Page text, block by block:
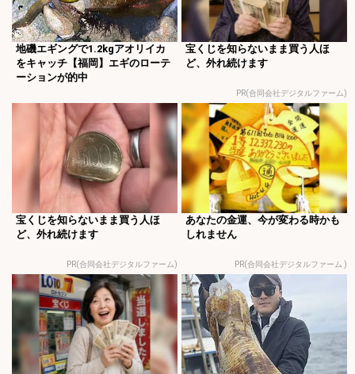
地磯エギングで1.2kgアオリイカ
をキャッチ【福岡】エギのローテ
ーションが的中
宝くじを知らないまま買う人ほ
ど、外れ続けます
PR(合同会社デジタルファーム)
宝くじを知らないまま買う人ほ
ど、外れ続けます
PR(合同会社デジタルファーム)
あなたの金運、今が変わる時かも
しれません
PR(合同会社デジタルファーム )